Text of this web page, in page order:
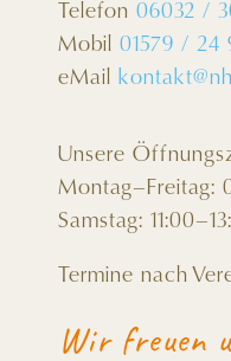
Telefon06032 /
Mobil01579 / 24
eMail
Unsere
Montag–Freitag:
Samstag:
Termine nach
Wir freuen